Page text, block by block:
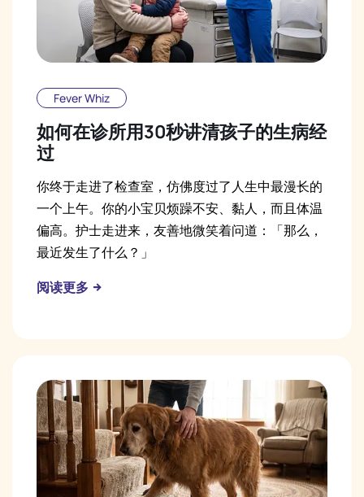
Fever Whiz
如何在诊所用30秒讲清孩子的生病经
过
你终于走进了检查室，仿佛度过了人生中最漫长的
一个上午。你的小宝贝烦躁不安、黏人，而且体温
偏高。护士走进来，友善地微笑着问道：「那么，
最近发生了什么？」
阅读更多